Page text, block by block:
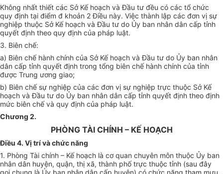
Không nhất thiết các Sở Kế hoạch và Đầu tư đều có các tổ chức
quy định tại điểm đ khoản 2 Điều này. Việc thành lập các đơn vị sự
nghiệp thuộc Sở Kế hoạch và Đầu tư do Ủy ban nhân dân cấp tỉnh
quyết định theo quy định của pháp luật.
3. Biên chế:
a) Biên chế hành chính của Sở Kế hoạch và Đầu tư do Ủy ban nhân
dân cấp tỉnh quyết định trong tổng biên chế hành chính của tỉnh
được Trung ương giao;
b) Biên chế sự nghiệp của các đơn vị sự nghiệp trực thuộc Sở Kế
hoạch và Đầu tư do Ủy ban nhân dân cấp tỉnh quyết định theo định
mức biên chế và quy định của pháp luật.
Chương 2.
PHÒNG TÀI CHÍNH – KẾ HOẠCH
Điều 4. Vị trí và chức năng
1. Phòng Tài chính – Kế hoạch là cơ quan chuyên môn thuộc Ủy ban
nhân dân huyện, quận, thị xã, thành phố trực thuộc tỉnh (sau đây
gọi chung là Ủy ban nhân dân cấp huyện) có chức năng tham mưu,